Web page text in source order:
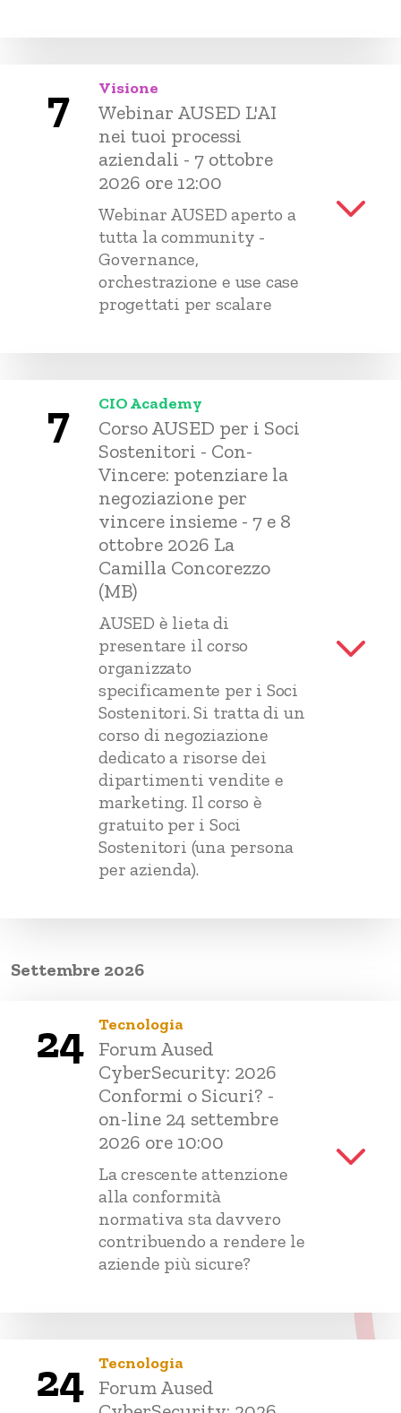
7 Visione
Webinar AUSED L'AI
nei tuoi processi
aziendali - 7 ottobre
2026 ore 12:00
Webinar AUSED aperto a
tutta la community -
Governance,
orchestrazione e use case
progettati per scalare
7 CIO Academy
Corso AUSED per i Soci
Sostenitori - Con-
Vincere: potenziare la
negoziazione per
vincere insieme - 7 e 8
ottobre 2026 La
Camilla Concorezzo
(MB)
AUSED è lieta di
presentare il corso
organizzato
specificamente per i Soci
Sostenitori. Si tratta di un
corso di negoziazione
dedicato a risorse dei
dipartimenti vendite e
marketing. Il corso è
gratuito per i Soci
Sostenitori (una persona
per azienda).
Settembre 2026
24 Tecnologia
Forum Aused
CyberSecurity: 2026
Conformi o Sicuri? -
on-line 24 settembre
2026 ore 10:00
La crescente attenzione
alla conformità
normativa sta davvero
contribuendo a rendere le
aziende più sicure?
24 Tecnologia
Forum Aused